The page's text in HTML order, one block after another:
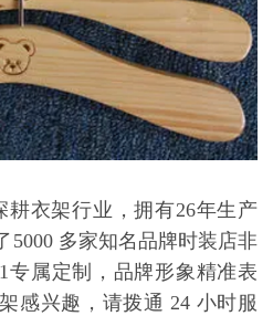
耕衣架行业，拥有26年生产
5000 多家知名品牌时装店非
专属定制，品牌形象精准表
感兴趣，请拨通 24 小时服